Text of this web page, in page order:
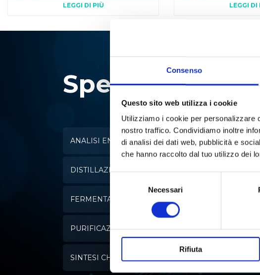
Consenso
Questo sito web utilizza i cookie
Utilizziamo i cookie per personalizzare
nostro traffico. Condividiamo inoltre
di analisi dei dati web, pubblicità e
che hanno raccolto dal tuo utilizzo dei
consenso
Necessari
Rifiuta
LEGGI DI PIÙ LEGGI DI
Specialisti in:
ANALISI ENZIMATICA
DISTILLAZIONE
FERMENTAZIONE
PURIFICAZIONE DELL'ACQUA
SINTESI CHIMICA